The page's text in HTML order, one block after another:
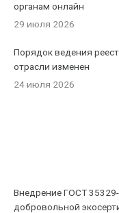
органам онлайн
29 июля 2026
Порядок ведения
отрасли изменен
24 июля 2026
Внедрение ГОСТ
добровольной